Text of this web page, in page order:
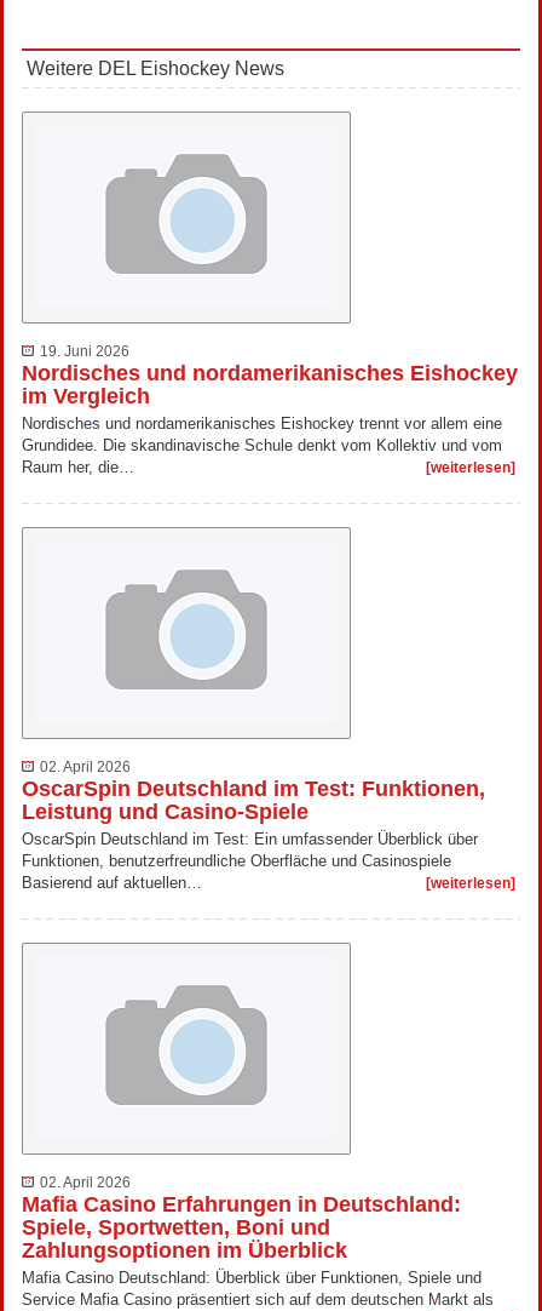
Weitere DEL Eishockey News
19. Juni 2026
Nordisches und nordamerikanisches Eishockey
im Vergleich
Nordisches und nordamerikanisches Eishockey trennt vor allem eine
Grundidee. Die skandinavische Schule denkt vom Kollektiv und vom
Raum her, die…
[weiterlesen]
02. April 2026
OscarSpin Deutschland im Test: Funktionen,
Leistung und Casino-Spiele
OscarSpin Deutschland im Test: Ein umfassender Überblick über
Funktionen, benutzerfreundliche Oberfläche und Casinospiele
Basierend auf aktuellen…
[weiterlesen]
02. April 2026
Mafia Casino Erfahrungen in Deutschland:
Spiele, Sportwetten, Boni und
Zahlungsoptionen im Überblick
Mafia Casino Deutschland: Überblick über Funktionen, Spiele und
Service Mafia Casino präsentiert sich auf dem deutschen Markt als